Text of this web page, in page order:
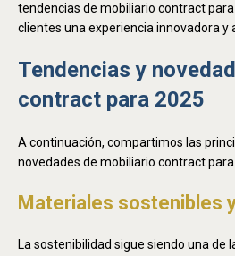
tendencias de mobiliario contract
clientes una experiencia innovadora y
Tendencias y
contract para 2025
A continuación, compartimos las
novedades de mobiliario contract para
Materiales sostenibles
La sostenibilidad sigue siendo una de